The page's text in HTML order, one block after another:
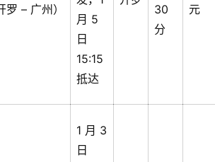
– 广州）
月 5
日
15:15
抵达
30
分
元
1 月 3
日